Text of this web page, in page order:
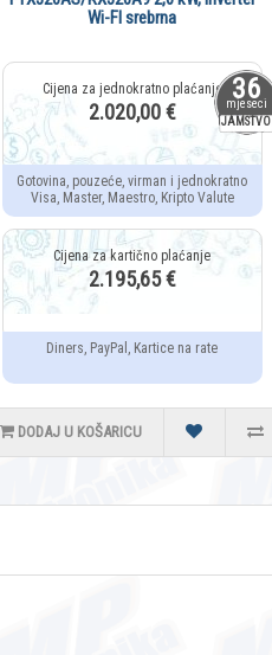
36
mjeseci
JAMSTVO
Wi-FI srebrna
2.020,00 €
Gotovina, pouzeće, virman i jednokratno
Visa, Master, Maestro, Kripto Valute
2.195,65 €
Diners, PayPal, Kartice na rate
DODAJ U KOŠARICU